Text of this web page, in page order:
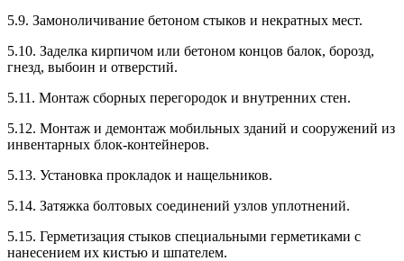
5.9. Замоноличивание бетоном стыков и некратных мест.
5.10. Заделка кирпичом или бетоном концов балок, борозд,
гнезд, выбоин и отверстий.
5.11. Монтаж сборных перегородок и внутренних стен.
5.12. Монтаж и демонтаж мобильных зданий и сооружений из
инвентарных блок-контейнеров.
5.13. Установка прокладок и нащельников.
5.14. Затяжка болтовых соединений узлов уплотнений.
5.15. Герметизация стыков специальными герметиками с
нанесением их кистью и шпателем.